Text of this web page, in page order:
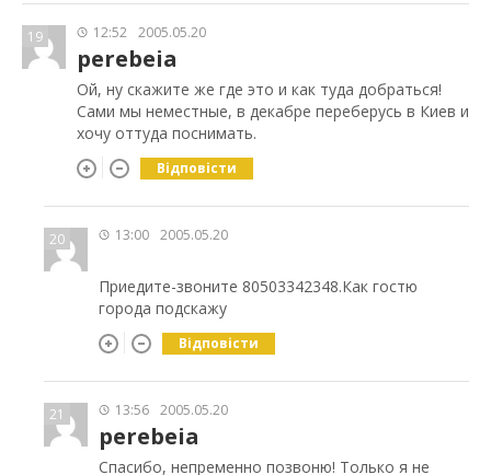
19 12:52 2005.05.20
perebeia
Ой, ну скажите же где это и как туда добраться!
Сами мы неместные, в декабре переберусь в Киев и
хочу оттуда поснимать.
Відповісти
20 13:00 2005.05.20
Приедите-звоните 80503342348.Как гостю
города подскажу
Відповісти
21 13:56 2005.05.20
perebeia
Спасибо, непременно позвоню! Только я не